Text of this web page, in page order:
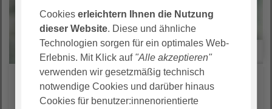
Liste Karte
Cookieserleichtern Ihnen die Nutzung
dieser Website. Diese und ähnliche
Technologien sorgen für ein optimales Web-
Erlebnis. Mit Klick auf "Alle akzeptieren"
verwenden wir gesetzmäßig technisch
notwendige Cookies und darüber hinaus
Cookies für benutzer:innenorientierte